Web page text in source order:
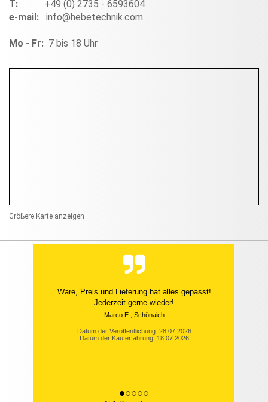
T: +49 (0) 2735 - 6593604
e-mail: info@hebetechnik.com
Mo - Fr: 7 bis 18 Uhr
Größere Karte anzeigen
Ware, Preis und Lieferung hat alles gepasst!
Jederzeit gerne wieder!
Marco E., Schönaich
Datum der Veröffentlichung: 28.07.2026
Datum der Kauferfahrung: 18.07.2026